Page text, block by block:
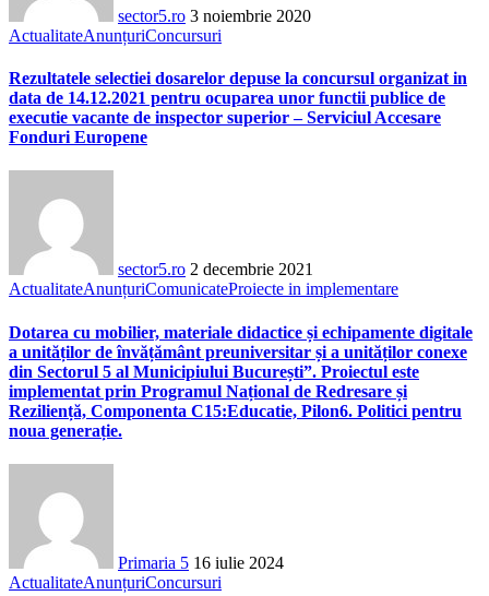
sector5.ro 3 noiembrie 2020
ActualitateAnunțuriConcursuri
Rezultatele selectiei dosarelor depuse la concursul organizat in
data de 14.12.2021 pentru ocuparea unor functii publice de
executie vacante de inspector superior – Serviciul Accesare
Fonduri Europene
sector5.ro 2 decembrie 2021
ActualitateAnunțuriComunicateProiecte in implementare
Dotarea cu mobilier, materiale didactice și echipamente digitale
a unităților de învățământ preuniversitar și a unităților conexe
din Sectorul 5 al Municipiului București”. Proiectul este
implementat prin Programul Național de Redresare și
Reziliență, Componenta C15:Educatie, Pilon6. Politici pentru
noua generație.
Primaria 5 16 iulie 2024
ActualitateAnunțuriConcursuri